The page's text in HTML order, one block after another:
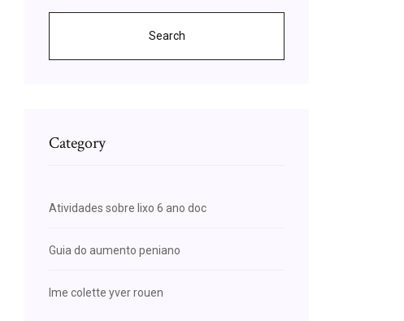
Search
Category
Atividades sobre lixo 6 ano doc
Guia do aumento peniano
Ime colette yver rouen